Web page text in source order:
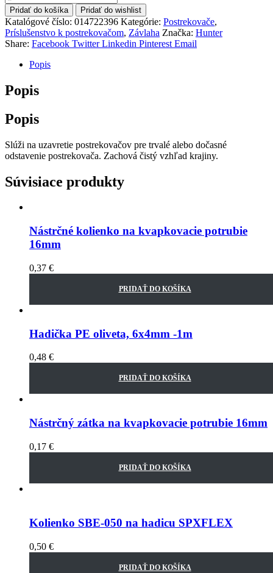
Pridať do košíka Pridať do wishlist
Katalógové číslo: 014722396 Kategórie: Postrekovače,
Príslušenstvo k postrekovačom, Závlaha Značka: Hunter
Share: Facebook Twitter Linkedin Pinterest Email
Popis
Popis
Popis
Slúži na uzavretie postrekovačov pre trvalé alebo dočasné
odstavenie postrekovača. Zachová čistý vzhľad krajiny.
Súvisiace produkty
Nástrčné kolienko na kvapkovacie potrubie
16mm
0,37 €
PRIDAŤ DO KOŠÍKA
Hadička PE oliveta, 6x4mm -1m
0,48 €
PRIDAŤ DO KOŠÍKA
Nástrčný zátka na kvapkovacie potrubie 16mm
0,17 €
PRIDAŤ DO KOŠÍKA
Kolienko SBE-050 na hadicu SPXFLEX
0,50 €
PRIDAŤ DO KOŠÍKA